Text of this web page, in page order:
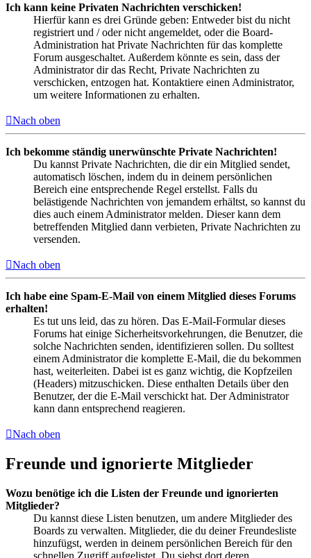
Ich kann keine Privaten Nachrichten verschicken!
Hierfür kann es drei Gründe geben: Entweder bist du nicht
registriert und / oder nicht angemeldet, oder die Board-
Administration hat Private Nachrichten für das komplette
Forum ausgeschaltet. Außerdem könnte es sein, dass der
Administrator dir das Recht, Private Nachrichten zu
verschicken, entzogen hat. Kontaktiere einen Administrator,
um weitere Informationen zu erhalten.
Nach oben
Ich bekomme ständig unerwünschte Private Nachrichten!
Du kannst Private Nachrichten, die dir ein Mitglied sendet,
automatisch löschen, indem du in deinem persönlichen
Bereich eine entsprechende Regel erstellst. Falls du
belästigende Nachrichten von jemandem erhältst, so kannst du
dies auch einem Administrator melden. Dieser kann dem
betreffenden Mitglied dann verbieten, Private Nachrichten zu
versenden.
Nach oben
Ich habe eine Spam-E-Mail von einem Mitglied dieses Forums
erhalten!
Es tut uns leid, das zu hören. Das E-Mail-Formular dieses
Forums hat einige Sicherheitsvorkehrungen, die Benutzer, die
solche Nachrichten senden, identifizieren sollen. Du solltest
einem Administrator die komplette E-Mail, die du bekommen
hast, weiterleiten. Dabei ist es ganz wichtig, die Kopfzeilen
(Headers) mitzuschicken. Diese enthalten Details über den
Benutzer, der die E-Mail verschickt hat. Der Administrator
kann dann entsprechend reagieren.
Nach oben
Freunde und ignorierte Mitglieder
Wozu benötige ich die Listen der Freunde und ignorierten
Mitglieder?
Du kannst diese Listen benutzen, um andere Mitglieder des
Boards zu verwalten. Mitglieder, die du deiner Freundesliste
hinzufügst, werden in deinem persönlichen Bereich für den